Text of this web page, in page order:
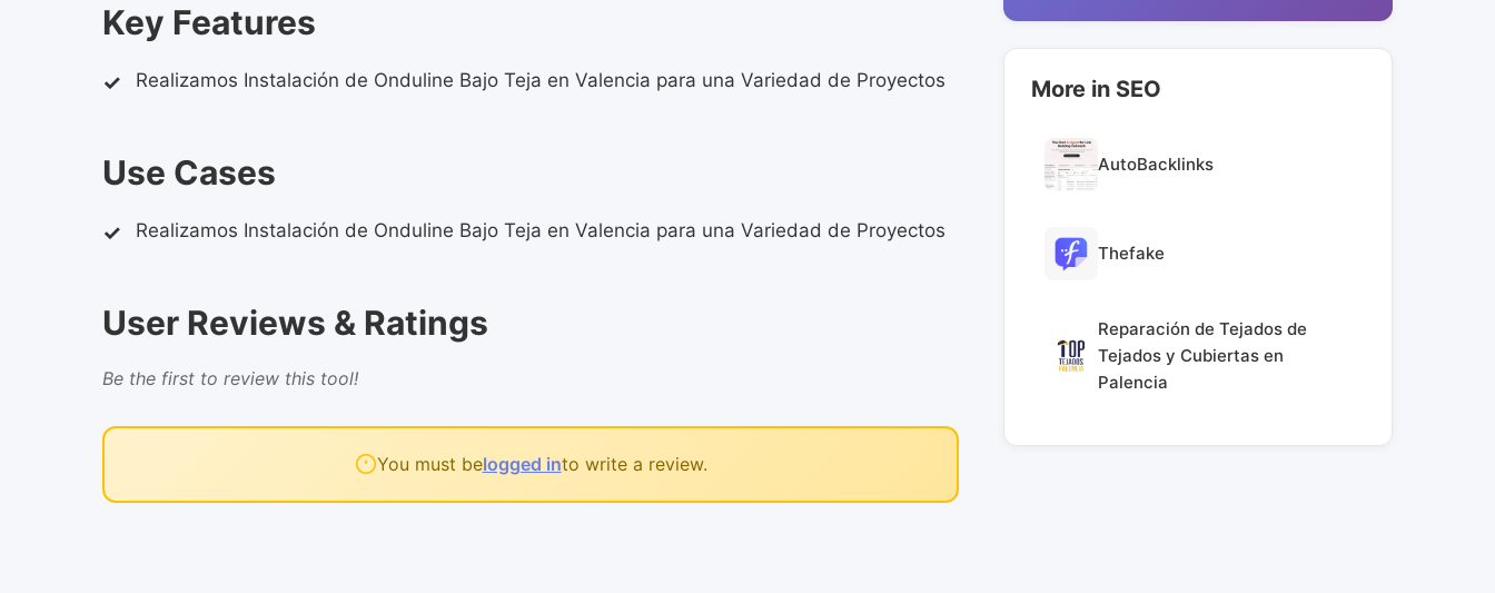
Key Features
Realizamos Instalación de Onduline Bajo Teja en Valencia para una Variedad de Proyectos
Use Cases
Realizamos Instalación de Onduline Bajo Teja en Valencia para una Variedad de Proyectos
User Reviews & Ratings
Be the first to review this tool!
You must belogged into write a review.
More in SEO
AutoBacklinks
Thefake
Reparación de Tejados de
Tejados y Cubiertas en
Palencia